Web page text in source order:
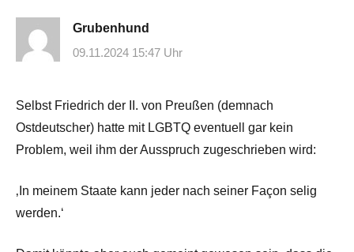
Grubenhund
09.11.2024 15:47 Uhr
Selbst Friedrich der II. von Preußen (demnach
Ostdeutscher) hatte mit LGBTQ eventuell gar kein
Problem, weil ihm der Ausspruch zugeschrieben wird:
‚In meinem Staate kann jeder nach seiner Façon selig
werden.‘